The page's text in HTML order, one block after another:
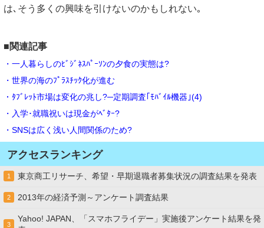
は､そう多くの興味を引けないのかもしれない｡
■関連記事
・一人暮らしのﾋﾞｼﾞﾈｽﾊﾟｰｿﾝの夕食の実態は?
・世界の海のﾌﾟﾗｽﾁｯｸ化が進む
・ﾀﾌﾞﾚｯﾄ市場は変化の兆し?─定期調査｢ﾓﾊﾞｲﾙ機器｣(4)
・入学･就職祝いは現金がﾍﾞﾀｰ?
・SNSは広く浅い人間関係のため?
アクセスランキング
1 東京商工リサーチ、希望・早期退職者募集状況の調査結果を発表
2 2013年の経済予測～アンケート調査結果
3
Yahoo! JAPAN、「スマホフライデー」実施後アンケート結果を発